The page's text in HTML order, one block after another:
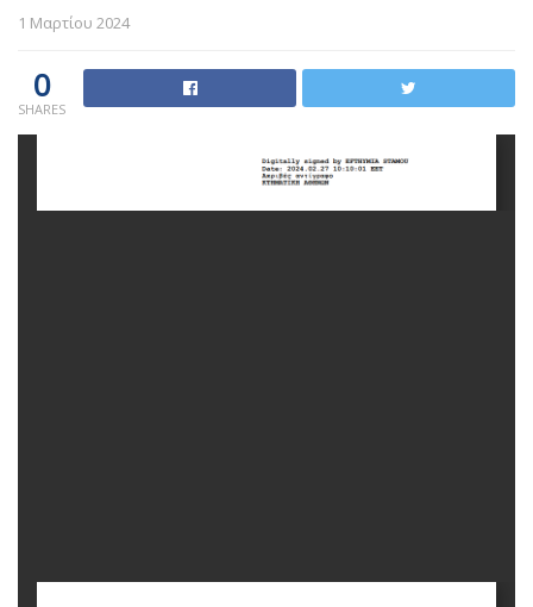
1 Μαρτίου 2024
0
SHARES